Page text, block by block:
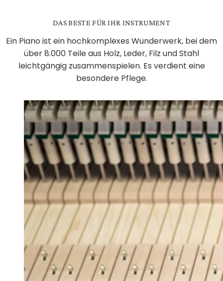
DAS BESTE FÜR IHR INSTRUMENT
Ein Piano ist ein hochkomplexes Wunderwerk, bei dem
über 8.000 Teile aus Holz, Leder, Filz und Stahl
leichtgängig zusammenspielen. Es verdient eine
besondere Pflege.